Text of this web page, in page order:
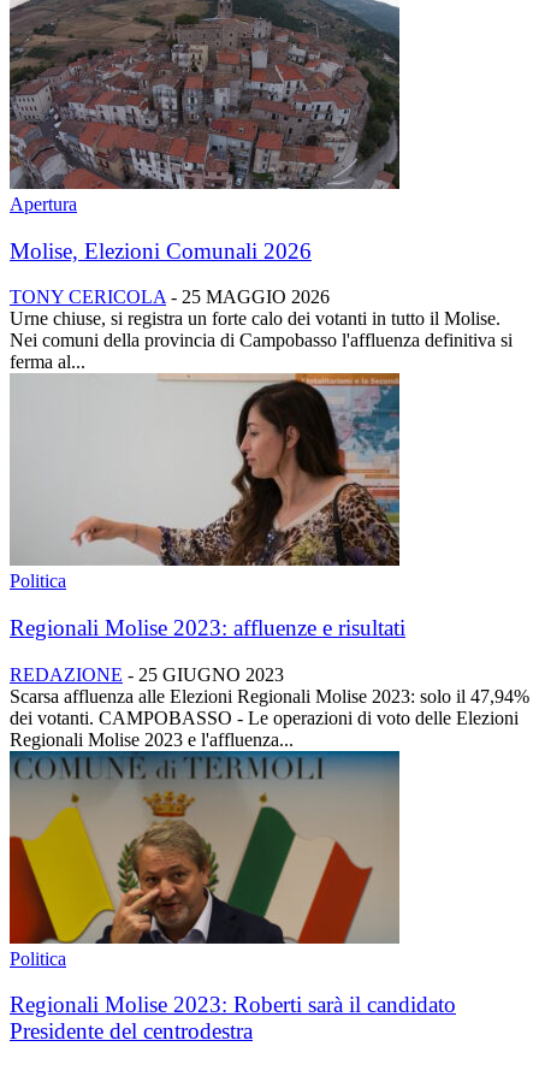
Apertura
Molise, Elezioni Comunali 2026
TONY CERICOLA - 25 MAGGIO 2026
Urne chiuse, si registra un forte calo dei votanti in tutto il Molise.
Nei comuni della provincia di Campobasso l'affluenza definitiva si
ferma al...
Politica
Regionali Molise 2023: affluenze e risultati
REDAZIONE - 25 GIUGNO 2023
Scarsa affluenza alle Elezioni Regionali Molise 2023: solo il 47,94%
dei votanti. CAMPOBASSO - Le operazioni di voto delle Elezioni
Regionali Molise 2023 e l'affluenza...
Politica
Regionali Molise 2023: Roberti sarà il candidato
Presidente del centrodestra